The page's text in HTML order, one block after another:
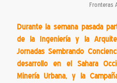
Fronteras
Durante la semana pasada
de la Ingeniería y la
Jornadas Sembrando
desarrollo en el Sahara
Minería Urbana, y la